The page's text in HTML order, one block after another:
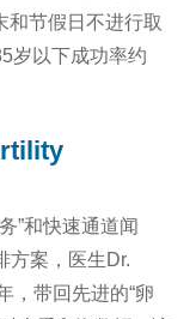
和节假日不进行取
岁以下成功率约
”和快速通道闻
方案，医生Dr.
，带回先进的“卵